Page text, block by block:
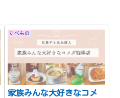
たべもの
家族みんな大好きなコメ